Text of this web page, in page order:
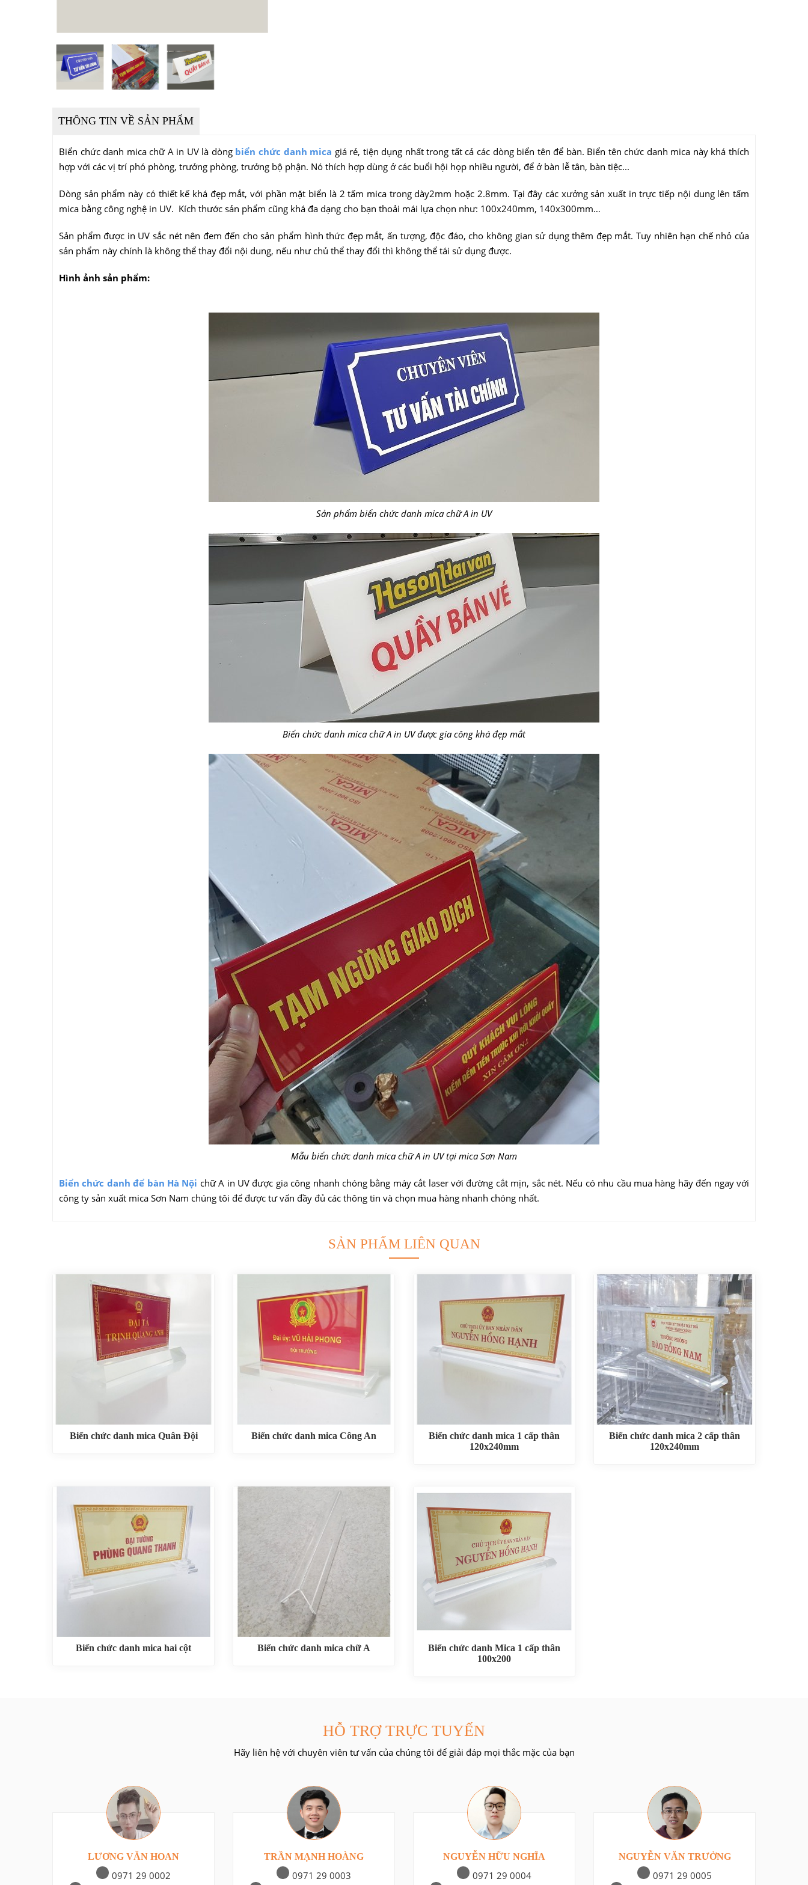
THÔNG TIN VỀ SẢN PHẨM
Biển chức danh mica chữ A in UV là dòng biển chức danh mica giá rẻ, tiện dụng nhất trong tất cả các dòng biển tên để bàn. Biển tên chức danh mica này khá thích
hợp với các vị trí phó phòng, trưởng phòng, trưởng bộ phận. Nó thích hợp dùng ở các buổi hội họp nhiều người, để ở bàn lễ tân, bàn tiệc...
Dòng sản phẩm này có thiết kế khá đẹp mắt, với phần mặt biển là 2 tấm mica trong dày2mm hoặc 2.8mm. Tại đây các xưởng sản xuất in trực tiếp nội dung lên tấm
mica bằng công nghệ in UV. Kích thước sản phẩm cũng khá đa dạng cho bạn thoải mái lựa chọn như: 100x240mm, 140x300mm…
Sản phẩm được in UV sắc nét nên đem đến cho sản phẩm hình thức đẹp mắt, ấn tượng, độc đáo, cho không gian sử dụng thêm đẹp mắt. Tuy nhiên hạn chế nhỏ của
sản phẩm này chính là không thể thay đổi nội dung, nếu như chủ thể thay đổi thì không thể tái sử dụng được.
Hình ảnh sản phẩm:
Sản phẩm biển chức danh mica chữ A in UV
Biển chức danh mica chữ A in UV được gia công khá đẹp mắt
Mẫu biển chức danh mica chữ A in UV tại mica Sơn Nam
Biển chức danh để bàn Hà Nội chữ A in UV được gia công nhanh chóng bằng máy cắt laser với đường cắt mịn, sắc nét. Nếu có nhu cầu mua hàng hãy đến ngay với
công ty sản xuất mica Sơn Nam chúng tôi để được tư vấn đầy đủ các thông tin và chọn mua hàng nhanh chóng nhất.
SẢN PHẨM LIÊN QUAN
Biển chức danh mica Quân Đội Biển chức danh mica Công An
Biển chức danh mica 1 cấp thân
120x240mm
Biển chức danh mica 2 cấp thân
120x240mm
Biển chức danh mica hai cột Biển chức danh mica chữ A
Biển chức danh Mica 1 cấp thân
100x200
HỖ TRỢ TRỰC TUYẾN
Hãy liên hệ với chuyên viên tư vấn của chúng tôi để giải đáp mọi thắc mặc của bạn
LƯƠNG VĂN HOAN
0971 29 0002
TRẦN MẠNH HOÀNG
0971 29 0003
NGUYỄN HỮU NGHĨA
0971 29 0004
NGUYỄN VĂN TRƯỞNG
0971 29 0005